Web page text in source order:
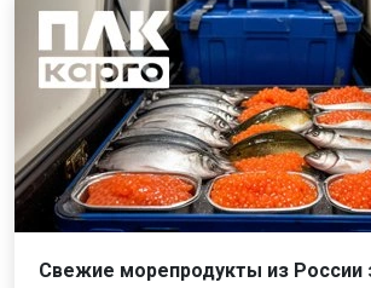
Свежие морепродукты из России